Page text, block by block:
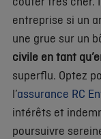
entreprise si un
une grue sur un
civile en tant
superflu. Optez
l’assurance RC
intérêts et
poursuivre